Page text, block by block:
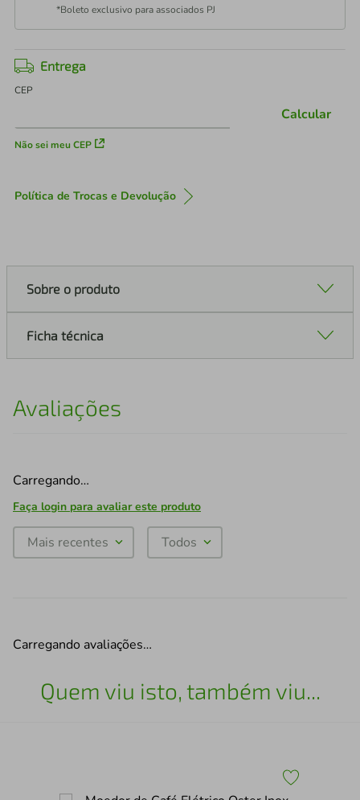
*Boleto exclusivo para associados PJ
Entrega
CEP
Não sei meu CEP
Calcular
Política de Trocas e Devolução
Sobre o produto
Ficha técnica
Avaliações
Carregando…
Faça login para avaliar este produto
Mais recentes Todos
Carregando avaliações…
Quem viu isto, também viu...